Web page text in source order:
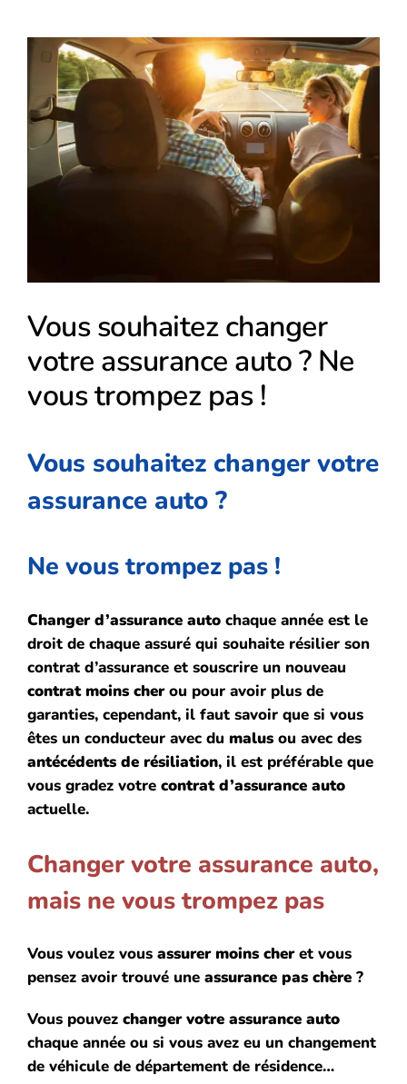
Voir
l'image
agrandie
Vous souhaitez changer
votre assurance auto ? Ne
vous trompez pas !
Vous souhaitez changer votre
assurance auto ?
Ne vous trompez pas !
Changer d’assurance auto chaque année est le
droit de chaque assuré qui souhaite résilier son
contrat d’assurance et souscrire un nouveau
contrat moins cherou pour avoir plus de
garanties, cependant, il faut savoir que si vous
êtes un conducteur avec du malus ou avec des
antécédents de résiliation, il est préférable que
vous gradez votre contrat d’assurance auto
actuelle.
Changer votre assurance auto,
mais ne vous trompez pas
Vous voulez vous assurer moins cheret vous
pensez avoir trouvé une assurance pas chère ?
Vous pouvez changer votre assurance auto
chaque année ou si vous avez eu un changement
de véhicule de département de résidence…